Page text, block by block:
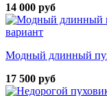
14 000 руб
вариант
Модный длинный
17 500 руб